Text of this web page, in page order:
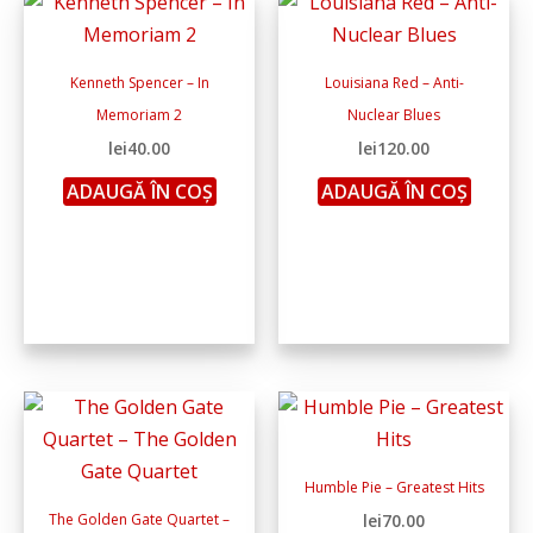
Kenneth Spencer – In
Memoriam 2
lei40.00
ADAUGĂ ÎN COȘ
Louisiana Red – Anti-
Nuclear Blues
lei120.00
ADAUGĂ ÎN COȘ
The Golden Gate Quartet –
Humble Pie – Greatest Hits
lei70.00